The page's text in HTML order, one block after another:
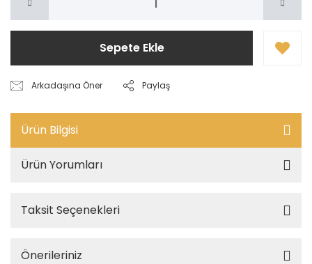
Sepete Ekle
Arkadaşına Öner Paylaş
Ürün Bilgisi
Ürün Yorumları
Taksit Seçenekleri
Önerileriniz